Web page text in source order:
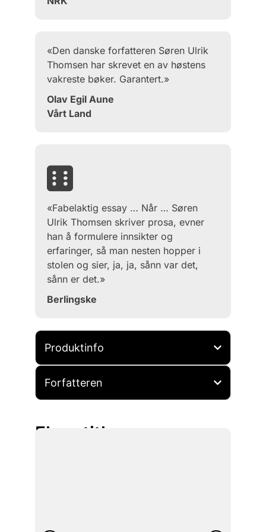
«Den danske forfatteren Søren Ulrik
Thomsen har skrevet en av høstens
vakreste bøker. Garantert.»
Olav Egil Aune
Vårt Land
«Fabelaktig essay … Når … Søren
Ulrik Thomsen skriver prosa, evner
han å formulere innsikter og
erfaringer, så man nesten hopper i
stolen og sier, ja, ja, sånn var det,
sånn er det.»
Berlingske
Produktinfo
Forfatteren
Flere titler